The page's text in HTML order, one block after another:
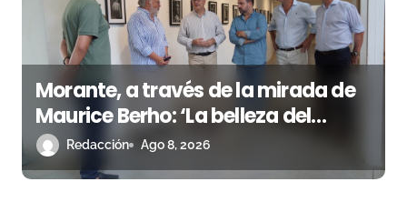
Morante, a través de la mirada de
Maurice Berho: ‘La belleza del
misterio’ llega a La Malagueta
Redacción Ago 8, 2026